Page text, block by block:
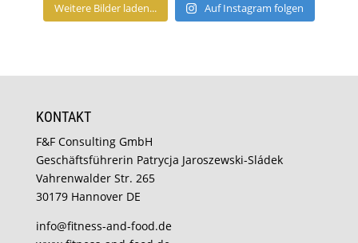
Weitere Bilder laden... Auf Instagram folgen
KONTAKT
F&F Consulting GmbH
Geschäftsführerin Patrycja Jaroszewski-Sládek
Vahrenwalder Str. 265
30179 Hannover DE
info@fitness-and-food.de